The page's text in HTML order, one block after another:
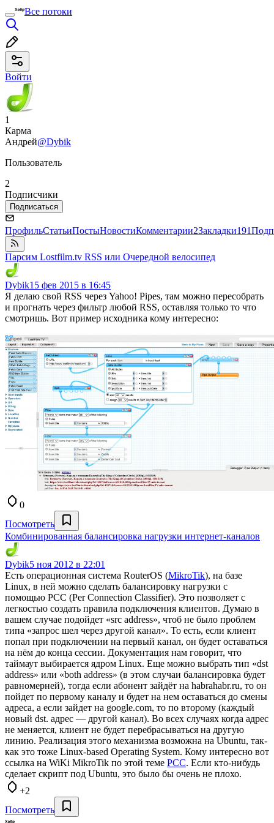
Все потоки
Войти
1
Карма
Андрей@Dybik
Пользователь
2
Подписчики
Подписаться
ПрофильСтатьиПостыНовостиКомментарии2Закладки191
Парсим Lostfilm.tv RSS или Очередной велосипед
Dybik15 фев 2015 в 16:45
Я делаю свой RSS через Yahoo! Pipes, там можно пересобрать
и прогнать через фильтр любой RSS, оставляя только то что
смотришь. Вот пример исходника кому интересно:
0
Посмотреть
Комбинированная балансировка нагрузки интернет-каналов
Dybik5 ноя 2012 в 22:01
Есть операционная система RouterOS (MikroTik), на базе
Linux, в ней можно сделать балансировку нагрузки с
помощью PCC (Per Connection Classifier). Это позволяет с
легкостью создать правила подключения клиентов. Думаю в
вашем случае подойдет «src address», чтоб не было проблем
типа «запрос шел через другой канал». То есть, если клиент
попал при подключении на первый канал, он будет оставаться
на нём до конца сессии. Документация нам говорит, что
таймаут выбирается ядром Linux. Еще можно выбрать тип «dst
address» или «both address» (в этом случаи балансировка будет
равномерней), тогда если абонент зайдёт на habrahabr.ru, то он
пойдет по первому каналу и будет на нем оставаться до смены
адреса, а если зайдет на google.com, то по второму (каждый
новый dst. адрес — другой канал). Во всех случаях когда адрес
не меняется, клиент не будет перебрасываться на другую
линию. Реализация этого механизма возможна на Ubuntu, так-
как это тоже Linux-based Operating System. Кому интересно вот
ссылка на WiKi MikroTik по этой теме PCC. Если кто-нибудь
сделает скрипт под Ubuntu, это было бы очень не плохо.
+2
Посмотреть